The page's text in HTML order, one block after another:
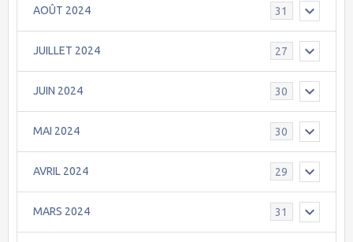
AOÛT 2024 31
JUILLET 2024 27
JUIN 2024 30
MAI 2024 30
AVRIL 2024 29
MARS 2024 31